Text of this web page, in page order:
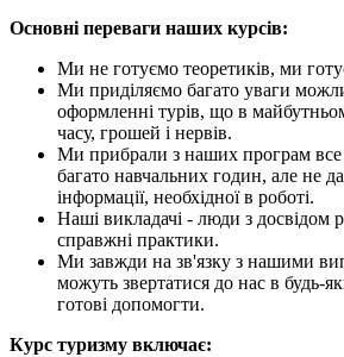
Основні переваги наших курсів:
Ми не готуємо теоретиків, ми
Ми приділяємо багато уваги
оформленні турів, що в
часу, грошей і нервів.
Ми прибрали з наших програм все
багато навчальних годин, але не
інформації, необхідної в роботі.
Наші викладачі - люди з досвідом
справжні практики.
Ми завжди на зв'язку з нашими
можуть звертатися до нас в будь-
готові допомогти.
Курс туризму включає: